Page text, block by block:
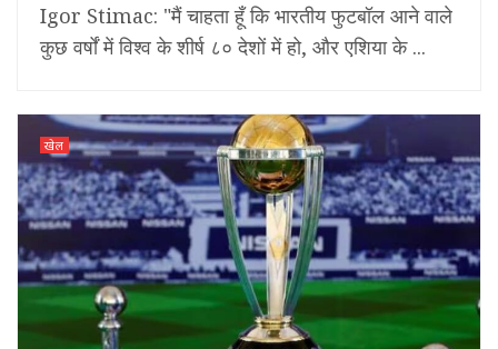
Igor Stimac: "मैं चाहता हूँ कि भारतीय फुटबॉल आने वाले
कुछ वर्षों में विश्व के शीर्ष ८० देशों में हो, और एशिया के ...
खेल